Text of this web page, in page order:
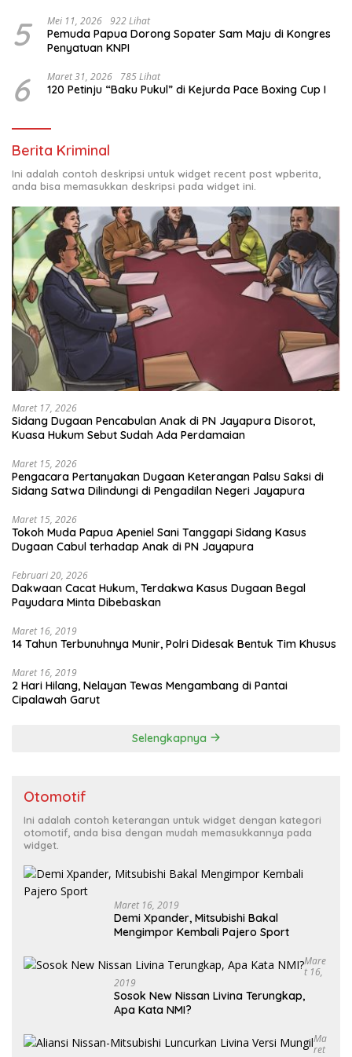
5 Mei 11, 2026 922 Lihat
Pemuda Papua Dorong Sopater Sam Maju di Kongres
Penyatuan KNPI
6 Maret 31, 2026 785 Lihat
120 Petinju “Baku Pukul” di Kejurda Pace Boxing Cup I
Berita Kriminal
Ini adalah contoh deskripsi untuk widget recent post wpberita,
anda bisa memasukkan deskripsi pada widget ini.
Maret 17, 2026
Sidang Dugaan Pencabulan Anak di PN Jayapura Disorot,
Kuasa Hukum Sebut Sudah Ada Perdamaian
Maret 15, 2026
Pengacara Pertanyakan Dugaan Keterangan Palsu Saksi di
Sidang Satwa Dilindungi di Pengadilan Negeri Jayapura
Maret 15, 2026
Tokoh Muda Papua Apeniel Sani Tanggapi Sidang Kasus
Dugaan Cabul terhadap Anak di PN Jayapura
Februari 20, 2026
Dakwaan Cacat Hukum, Terdakwa Kasus Dugaan Begal
Payudara Minta Dibebaskan
Maret 16, 2019
14 Tahun Terbunuhnya Munir, Polri Didesak Bentuk Tim Khusus
Maret 16, 2019
2 Hari Hilang, Nelayan Tewas Mengambang di Pantai
Cipalawah Garut
Selengkapnya
Otomotif
Ini adalah contoh keterangan untuk widget dengan kategori
otomotif, anda bisa dengan mudah memasukkannya pada
widget.
Maret 16, 2019
Demi Xpander, Mitsubishi Bakal
Mengimpor Kembali Pajero Sport
Mare
T 16,
2019
Sosok New Nissan Livina Terungkap,
Apa Kata NMI?
Ma
Ret